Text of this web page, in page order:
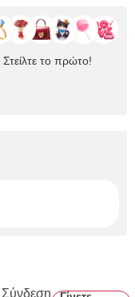
το πρώτο!
Σύνδεση